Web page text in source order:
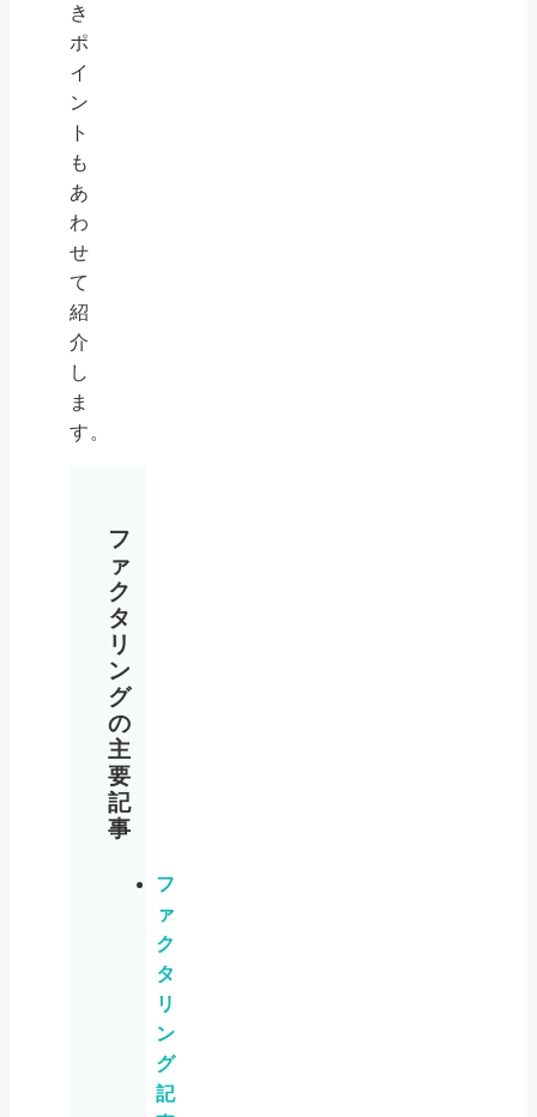
き
ポ
イ
ン
ト
も
あ
わ
せ
て
紹
介
し
ま
す。
フ
ァ
ク
タ
リ
ン
グ
の
主
要
記
事
フ
ァ
ク
タ
リ
ン
グ
記